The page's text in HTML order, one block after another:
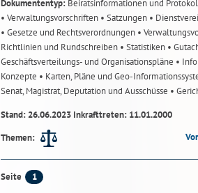
Dokumententyp: Beiratsinformationen und
• Verwaltungsvorschriften • Satzungen •
• Gesetze und Rechtsverordnungen •
Richtlinien und Rundschreiben • Statistiken •
Geschäftsverteilungs- und Organisationspläne •
Konzepte • Karten, Pläne und Geo-
Senat, Magistrat, Deputation und Ausschüsse •
Stand: 26.06.2023 Inkrafttreten: 11.01.2000
Themen:
Seite 1